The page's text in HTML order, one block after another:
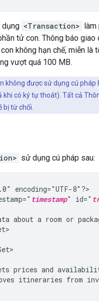
dụng <Transaction> làm
tử con. Thông báo giao
không hạn chế, miễn là
vượt quá 100 MB.
không được sử dụng cú pháp
khi có ký tự thoát). Tất cả
bị từ chối.
sử dụng cú pháp sau:
encoding="UTF-8"?>
timestamp" id="
about a room or
prices and
itineraries from